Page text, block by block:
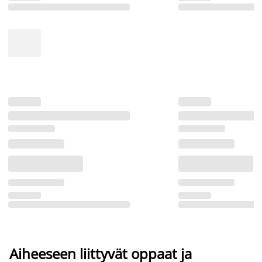
Aiheeseen liittyvät oppaat ja